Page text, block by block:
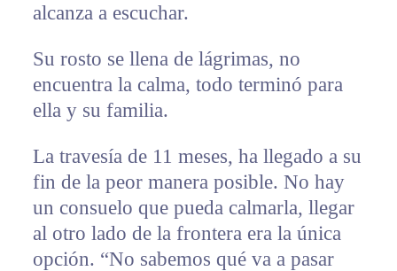
alcanza a escuchar.
Su rosto se llena de lágrimas, no
encuentra la calma, todo terminó para
ella y su familia.
La travesía de 11 meses, ha llegado a su
fin de la peor manera posible. No hay
un consuelo que pueda calmarla, llegar
al otro lado de la frontera era la única
opción. “No sabemos qué va a pasar